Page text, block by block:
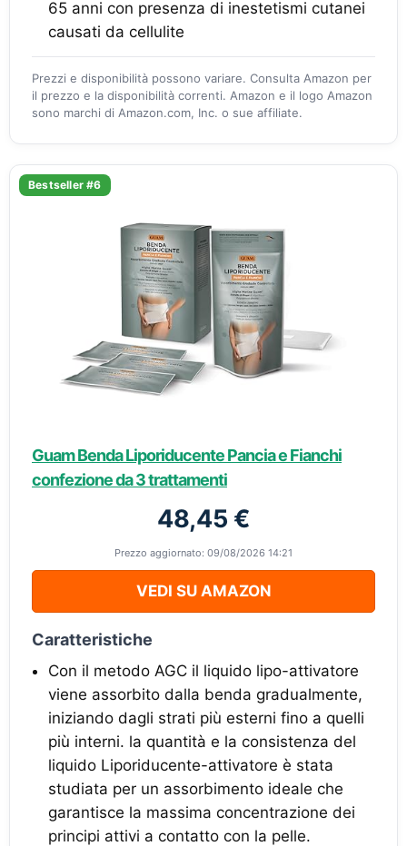
65 anni con presenza di inestetismi cutanei
causati da cellulite
Prezzi e disponibilità possono variare. Consulta Amazon per
il prezzo e la disponibilità correnti. Amazon e il logo Amazon
sono marchi di Amazon.com, Inc. o sue affiliate.
Bestseller #6
Guam Benda Liporiducente Pancia e Fianchi
confezione da 3 trattamenti
48,45 €
Prezzo aggiornato: 09/08/2026 14:21
VEDI SU AMAZON
Caratteristiche
Con il metodo AGC il liquido lipo-attivatore
viene assorbito dalla benda gradualmente,
iniziando dagli strati più esterni fino a quelli
più interni. la quantità e la consistenza del
liquido Liporiducente-attivatore è stata
studiata per un assorbimento ideale che
garantisce la massima concentrazione dei
principi attivi a contatto con la pelle.